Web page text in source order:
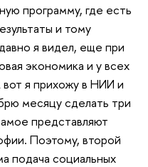
программу, где есть
и тому
я видел, еще при
экономика и у всех
я прихожу в НИИ и
месяцу сделать три
представляют
Поэтому, второй
подача социальных